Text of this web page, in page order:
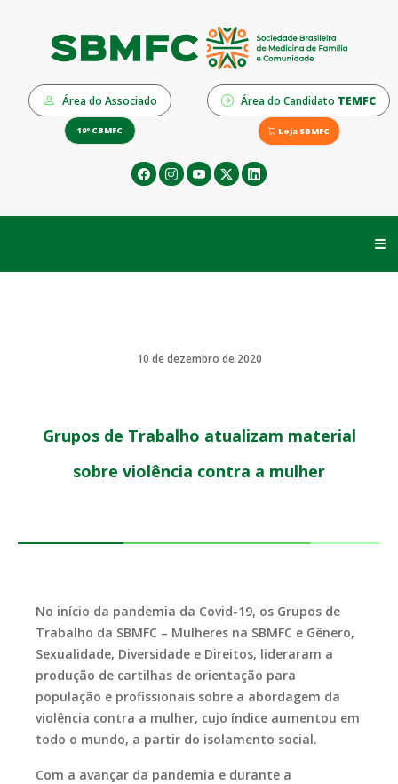
Área do Associado Área do Candidato TEMFC
19º CBMFC Loja SBMFC
☰
10 de dezembro de 2020
Grupos de Trabalho atualizam material
sobre violência contra a mulher
No início da pandemia da Covid-19, os Grupos de
Trabalho da SBMFC – Mulheres na SBMFC e Gênero,
Sexualidade, Diversidade e Direitos, lideraram a
produção de cartilhas de orientação para
população e profissionais sobre a abordagem da
violência contra a mulher, cujo índice aumentou em
todo o mundo, a partir do isolamento social.
Com a avançar da pandemia e durante a